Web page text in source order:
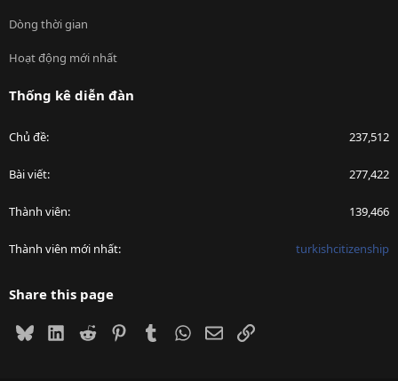
Dòng thời gian
Hoạt động mới nhất
Thống kê diễn đàn
Chủ đề 237,512
Bài viết 277,422
Thành viên 139,466
Thành viên mới nhất turkishcitizenship
Share this page
BlueskyLinkedIn
Reddit PinterestTumblrWhatsApp
EmailLink